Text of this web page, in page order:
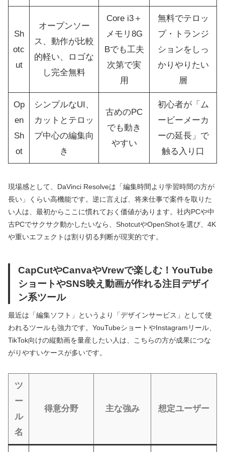
Sh
otc
ut
オープンソー
ス、動作が比較
的軽い、ロゴな
し完全無料
Core i3＋
メモリ8G
Bでも工夫
次第で実
用
無料でテロッ
プ・トランジ
ションをしっ
かりやりたい
層
Op
en
Sh
ot
シンプルなUI、
カットとテロッ
プ中心の編集向
き
古めのPC
でも動き
やすい
初心者が「ム
ービーメーカ
ーの延長」で
触る入り口
現場感として、DaVinci Resolveは「編集時間より学習時間の方が
長い」くらい高機能です。逆に言えば、将来仕事で案件を取りた
い人は、最初からここに慣れておく価値があります。社内PCや中
古PCでサクサク動かしたいなら、ShotcutやOpenShotを選び、4K
や重いエフェクトは割り切る判断が現実的です。
CapCutやCanvaやVrewで楽しむ！YouTube
ショートやSNS映え動画が作れる注目デザイ
ン系ツール
最近は「編集ソフト」というより「デザインサービス」として使
われるツールも強力です。YouTubeショートやInstagramリール、
TikTok向けの縦動画を量産したい人は、こちらの方が成果につな
がりやすいケースが多いです。
ツ
ー
ル
名
得意分野 主な強み 想定ユーザー